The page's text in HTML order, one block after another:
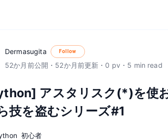
Dermasugita Follow
52か月前公開 ・ 52か月前更新 ・ 0 pv ・ 5 min read
アスタリスク(*)を使
技を盗むシリーズ#1
初心者